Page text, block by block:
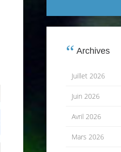
Archives
Juillet 2026
Juin 2026
Avril 2026
Mars 2026